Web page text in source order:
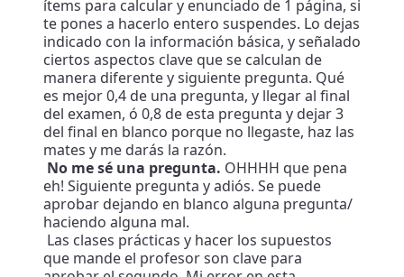
ítems para calcular y enunciado de 1 página, si
te pones a hacerlo entero suspendes. Lo dejas
indicado con la información básica, y señalado
ciertos aspectos clave que se calculan de
manera diferente y siguiente pregunta. Qué
es mejor 0,4 de una pregunta, y llegar al final
del examen, ó 0,8 de esta pregunta y dejar 3
del final en blanco porque no llegaste, haz las
mates y me darás la razón.
No me sé una pregunta. OHHHH que pena
eh! Siguiente pregunta y adiós. Se puede
aprobar dejando en blanco alguna pregunta/
haciendo alguna mal.
Las clases prácticas y hacer los supuestos
que mande el profesor son clave para